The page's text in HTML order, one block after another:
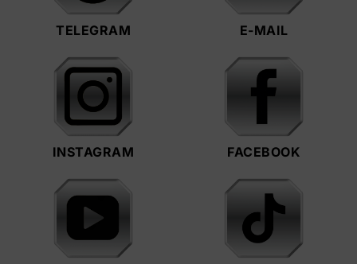
TELEGRAM E-MAIL
INSTAGRAM FACEBOOK